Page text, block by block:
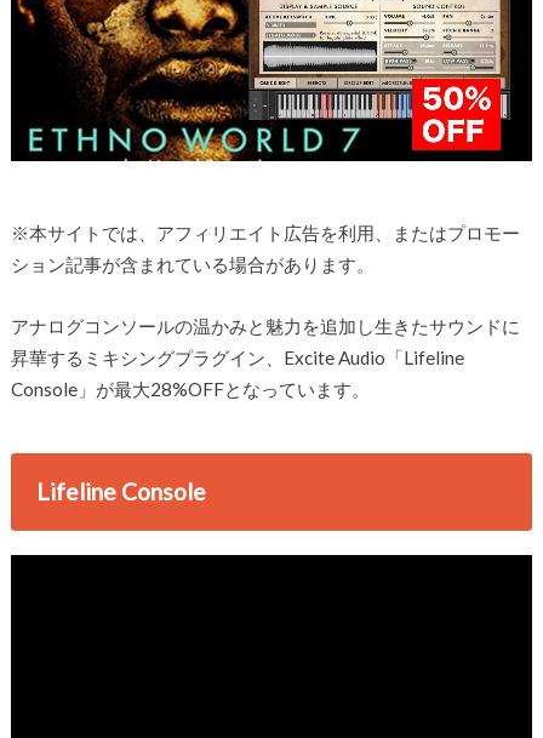
※本サイトでは、アフィリエイト広告を利用、またはプロモー
ション記事が含まれている場合があります。
アナログコンソールの温かみと魅力を追加し生きたサウンドに
昇華するミキシングプラグイン、Excite Audio「Lifeline
Console」が最大28%OFFとなっています。
Lifeline Console